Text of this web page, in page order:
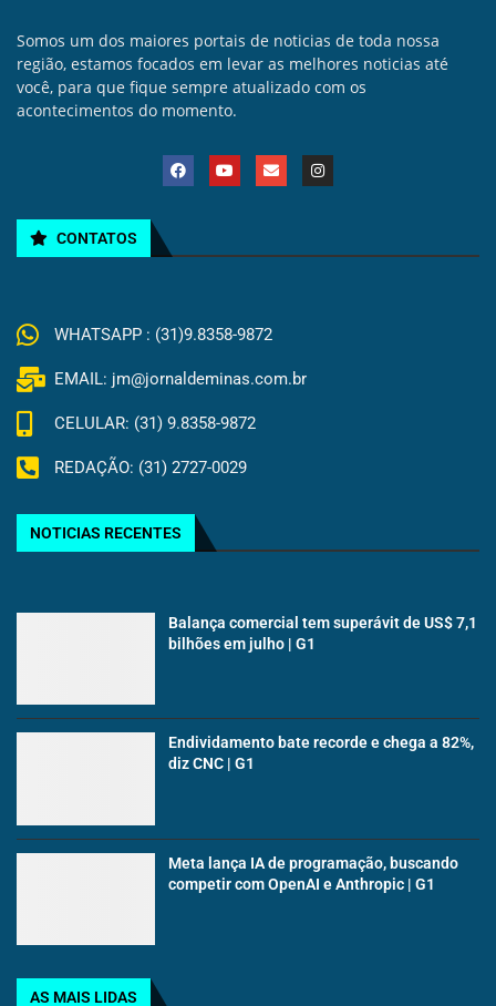
Somos um dos maiores portais de noticias de toda nossa
região, estamos focados em levar as melhores noticias até
você, para que fique sempre atualizado com os
acontecimentos do momento.
CONTATOS
WHATSAPP : (31)9.8358-9872
EMAIL: jm@jornaldeminas.com.br
CELULAR: (31) 9.8358-9872
REDAÇÃO: (31) 2727-0029
NOTICIAS RECENTES
Balança comercial tem superávit de US$ 7,1
bilhões em julho | G1
Endividamento bate recorde e chega a 82%,
diz CNC | G1
Meta lança IA de programação, buscando
competir com OpenAI e Anthropic | G1
AS MAIS LIDAS